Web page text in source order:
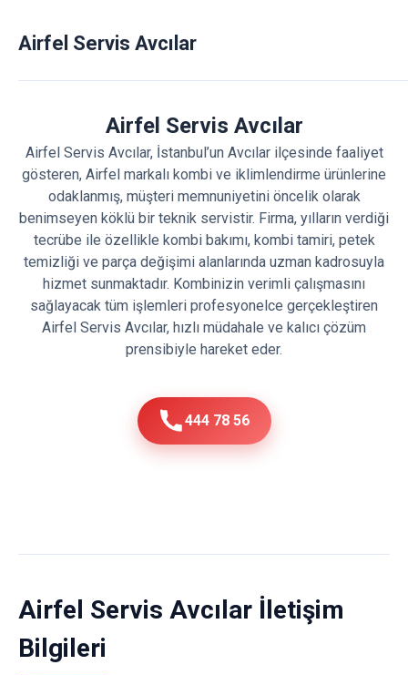
Airfel Servis Avcılar
Airfel Servis Avcılar
Airfel Servis Avcılar, İstanbul’un Avcılar ilçesinde faaliyet
gösteren, Airfel markalı kombi ve iklimlendirme ürünlerine
odaklanmış, müşteri memnuniyetini öncelik olarak
benimseyen köklü bir teknik servistir. Firma, yılların verdiği
tecrübe ile özellikle kombi bakımı, kombi tamiri, petek
temizliği ve parça değişimi alanlarında uzman kadrosuyla
hizmet sunmaktadır. Kombinizin verimli çalışmasını
sağlayacak tüm işlemleri profesyonelce gerçekleştiren
Airfel Servis Avcılar, hızlı müdahale ve kalıcı çözüm
prensibiyle hareket eder.
444 78 56
Airfel Servis Avcılar İletişim
Bilgileri